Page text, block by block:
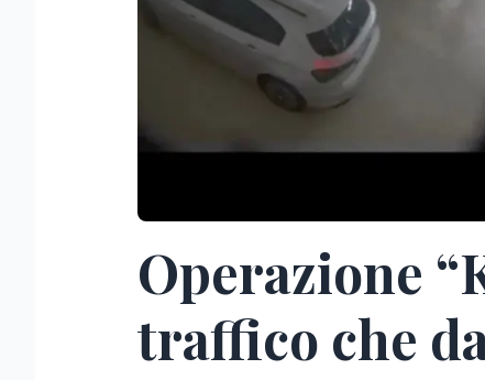
Operazione
traffico che